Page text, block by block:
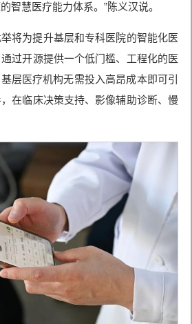
智慧医疗能力体系。”陈义汉说。
将为提升基层和专科医院的智能化医
过开源提供一个低门槛、工程化的医
层医疗机构无需投入高昂成本即可引
在临床决策支持、影像辅助诊断、慢